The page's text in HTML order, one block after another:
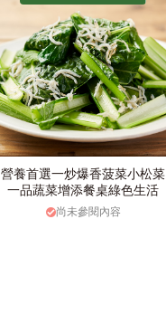
營養首選一炒爆香菠菜小松菜
一品蔬菜增添餐桌綠色生活
尚未參閱內容